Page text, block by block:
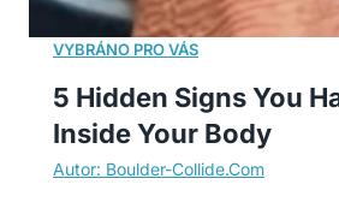
5 Hidden Signs You
Inside Your Body